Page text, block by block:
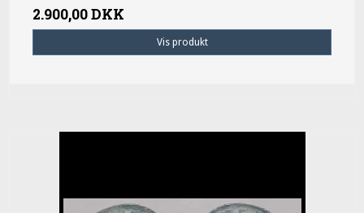
2.900,00 DKK
Vis produkt